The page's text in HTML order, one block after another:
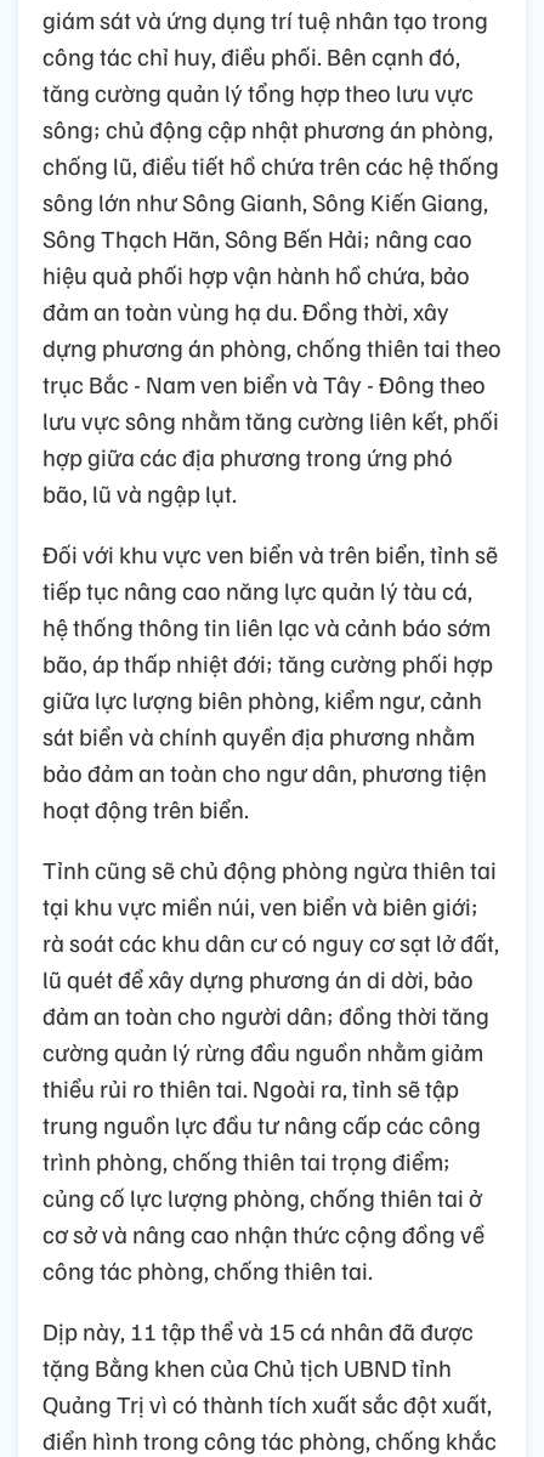
giám sát và ứng dụng trí tuệ nhân tạo trong
công tác chỉ huy, điều phối. Bên cạnh đó,
tăng cường quản lý tổng hợp theo lưu vực
sông; chủ động cập nhật phương án phòng,
chống lũ, điều tiết hồ chứa trên các hệ thống
sông lớn như Sông Gianh, Sông Kiến Giang,
Sông Thạch Hãn, Sông Bến Hải; nâng cao
hiệu quả phối hợp vận hành hồ chứa, bảo
đảm an toàn vùng hạ du. Đồng thời, xây
dựng phương án phòng, chống thiên tai theo
trục Bắc - Nam ven biển và Tây - Đông theo
lưu vực sông nhằm tăng cường liên kết, phối
hợp giữa các địa phương trong ứng phó
bão, lũ và ngập lụt.
Đối với khu vực ven biển và trên biển, tỉnh sẽ
tiếp tục nâng cao năng lực quản lý tàu cá,
hệ thống thông tin liên lạc và cảnh báo sớm
bão, áp thấp nhiệt đới; tăng cường phối hợp
giữa lực lượng biên phòng, kiểm ngư, cảnh
sát biển và chính quyền địa phương nhằm
bảo đảm an toàn cho ngư dân, phương tiện
hoạt động trên biển.
Tỉnh cũng sẽ chủ động phòng ngừa thiên tai
tại khu vực miền núi, ven biển và biên giới;
rà soát các khu dân cư có nguy cơ sạt lở đất,
lũ quét để xây dựng phương án di dời, bảo
đảm an toàn cho người dân; đồng thời tăng
cường quản lý rừng đầu nguồn nhằm giảm
thiểu rủi ro thiên tai. Ngoài ra, tỉnh sẽ tập
trung nguồn lực đầu tư nâng cấp các công
trình phòng, chống thiên tai trọng điểm;
củng cố lực lượng phòng, chống thiên tai ở
cơ sở và nâng cao nhận thức cộng đồng về
công tác phòng, chống thiên tai.
Dịp này, 11 tập thể và 15 cá nhân đã được
tặng Bằng khen của Chủ tịch UBND tỉnh
Quảng Trị vì có thành tích xuất sắc đột xuất,
điển hình trong công tác phòng, chống khắc